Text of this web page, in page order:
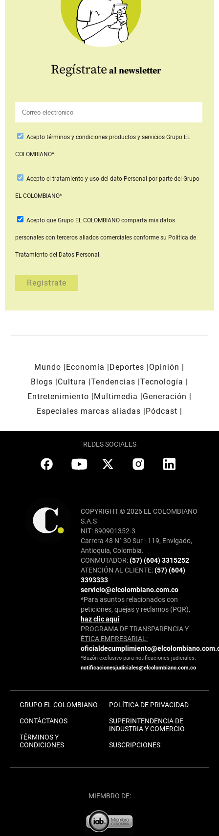
Regístrate al newsletter
Aceptotérminos y condiciones productos y serviciosGrupo EL
COLOMBIANO*
Acepto el tratamiento y uso del dato Personal por parte del Grupo
EL COLOMBIANO*
Acepto que Grupo EL COLOMBIANOcomparta mis datos
personales con terceros aliados comerciales conforme su Política de
Tratamiento del Datos Personal.
Mundo Economía Deportes
Opinión
Blogs
Cultura Tendencias Tecnología
Entretenimiento
Multimedia
Generación
Especiales marcas aliadas
Pódcast
REDES SOCIALES
COPYRIGHT © 2026 EL COLOMBIANO
S.A.S
NIT: 890901352-3
Carrera 48 N° 30 Sur - 119, Envigado,
Antioquia, Colombia.
CONMUTADOR:(57) (604) 3315252
ATENCIÓN AL CLIENTE:(57) (604)
3393333
servicio@elcolombiano.com.co
*Para asuntos relacionados con
peticiones, quejas y reclamos (PQR),
haz clic aquí
PROGRAMA DE TRANSPARENCIA Y
ÉTICA EMPRESARIAL:
*Buzón exclusivo para notificaciones judiciales:
notificacionesjudiciales@elcolombiano.com.co
GRUPO EL COLOMBIANO
CONTÁCTANOS
TÉRMINOS Y
CONDICIONES
POLÍTICA DE PRIVACIDAD
SUPERINTENDENCIA DE
INDUSTRIA Y COMERCIO
SUSCRIPCIONES
MIEMBRO DE: